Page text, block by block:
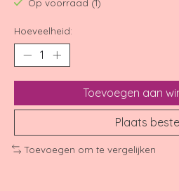
Op voorraad (1)
Hoeveelheid:
Toevoegen aan
Plaats
Toevoegen om te vergelijken